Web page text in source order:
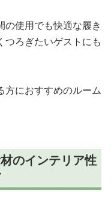
使用でも快適な履き
つろぎたいゲストにも
方におすすめのルーム
のインテリア性